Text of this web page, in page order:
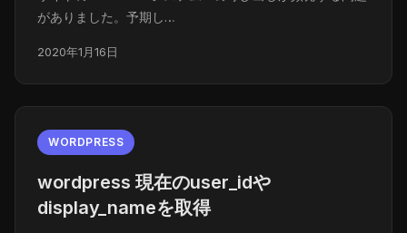
がありました。予期し…
2020年1月16日
WORDPRESS
wordpress 現在のuser_idや
display_nameを取得